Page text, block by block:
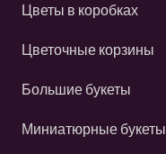
Цветы в коробках
Цветочные корзины
Большие букеты
Миниатюрные букеты